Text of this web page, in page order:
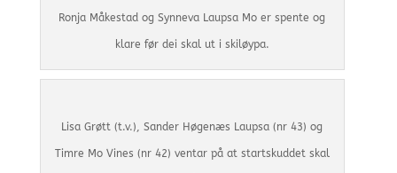
Ronja Måkestad og Synneva Laupsa Mo er spente og
klare før dei skal ut i skiløypa.
Lisa Grøtt (t.v.), Sander Høgenæs Laupsa (nr 43) og
Timre Mo Vines (nr 42) ventar på at startskuddet skal